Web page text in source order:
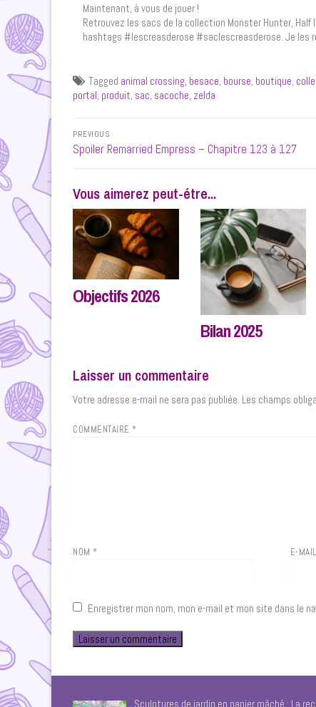
Maintenant, à vous de jouer !
Retrouvez les sacs de la collection Monster Hunter, Half
hashtags #lescreasderose #saclescreasderose. Je les
Tagged animal crossing, besace, bourse, boutique,
portal, produit, sac, sacoche, zelda
Navigation
de
PREVIOUS
Previous
Spoiler Remarried Empress – Chapitre 123 à 127
Vous aimerez peut-étre...
Objectifs 2026
Bilan 2025
Laisser un commentaire
Votre adresse e-mail ne sera pas publiée. Les champs
COMMENTAIRE *
NOM * E-MAIL
Enregistrer mon nom, mon e-mail et mon site dans le
Sculptures de jardin en papier mâché : La